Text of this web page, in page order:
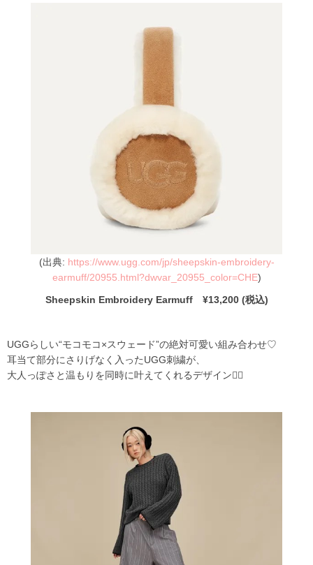
(出典: https://www.ugg.com/jp/sheepskin-embroidery-
earmuff/20955.html?dwvar_20955_color=CHE)
Sheepskin Embroidery Earmuff ¥13,200 (税込)
UGGらしい“モコモコ×スウェード”の絶対可愛い組み合わせ♡
耳当て部分にさりげなく入ったUGG刺繍が、
大人っぽさと温もりを同時に叶えてくれるデザイン✌🏻